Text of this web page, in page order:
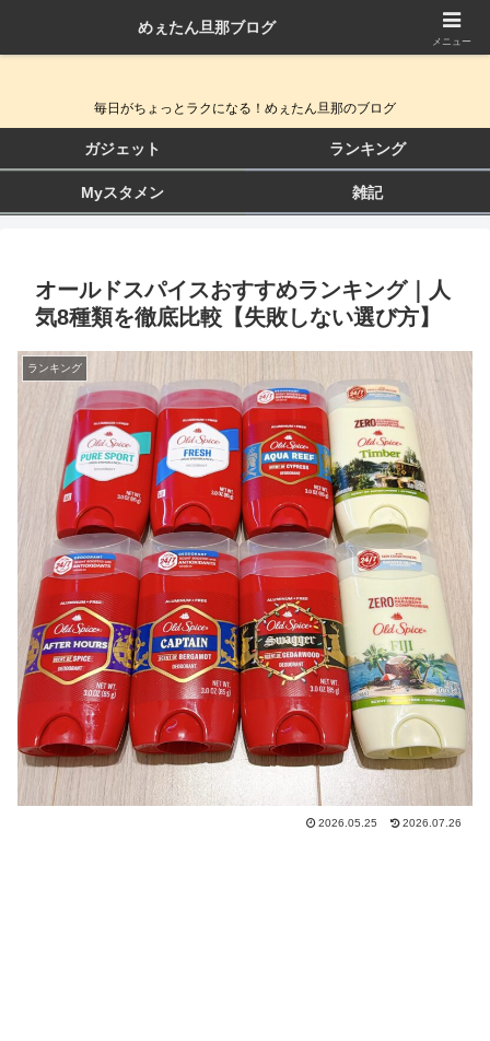
QOL向上ガジェット＆生活改善ブログ
毎日がちょっとラクになる！めぇたん旦那のブログ
ガジェット ランキング
Myスタメン 雑記
オールドスパイスおすすめランキング｜人
気8種類を徹底比較【失敗しない選び方】
ランキング
2026.05.25 2026.07.26
めぇたん旦那ブログ
メニュー